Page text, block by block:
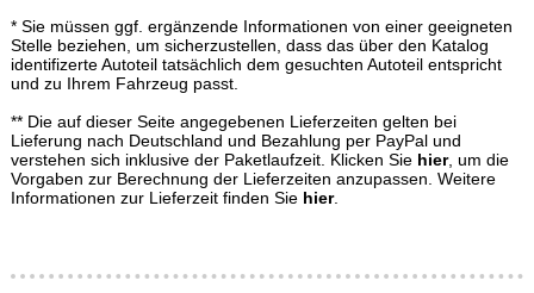
* Sie müssen ggf. ergänzende Informationen von einer geeigneten
Stelle beziehen, um sicherzustellen, dass das über den Katalog
identifizerte Autoteil tatsächlich dem gesuchten Autoteil entspricht
und zu Ihrem Fahrzeug passt.
** Die auf dieser Seite angegebenen Lieferzeiten gelten bei
Lieferung nach Deutschland und Bezahlung per PayPal und
verstehen sich inklusive der Paketlaufzeit. Klicken Sie hier, um die
Vorgaben zur Berechnung der Lieferzeiten anzupassen. Weitere
Informationen zur Lieferzeit finden Sie hier.